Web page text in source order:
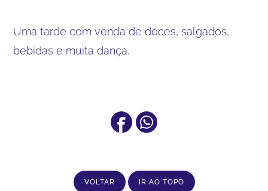
Uma tarde com venda de doces, salgados,
bebidas e muita dança.
VOLTAR IR AO TOPO